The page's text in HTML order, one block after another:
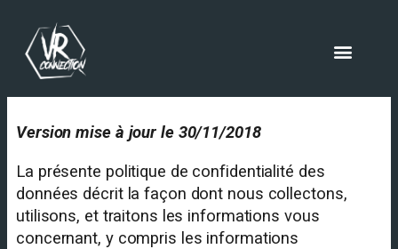
Version mise à jour le 30/11/2018
La présente politique de confidentialité des
données décrit la façon dont nous collectons,
utilisons, et traitons les informations vous
concernant, y compris les informations